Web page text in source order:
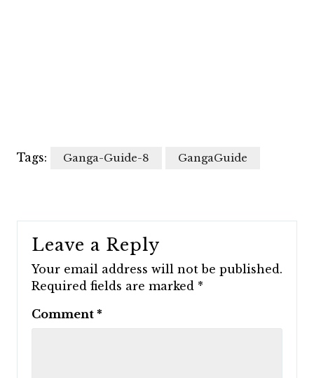
Tags: Ganga-Guide-8 GangaGuide
Leave a Reply
Your email address will not be published.
Required fields are marked *
Comment *